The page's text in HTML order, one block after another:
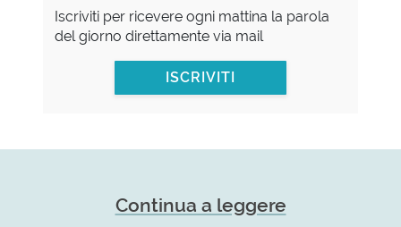
Iscriviti per ricevere ogni mattina la parola
del giorno direttamente via mail
ISCRIVITI
Continua a leggere